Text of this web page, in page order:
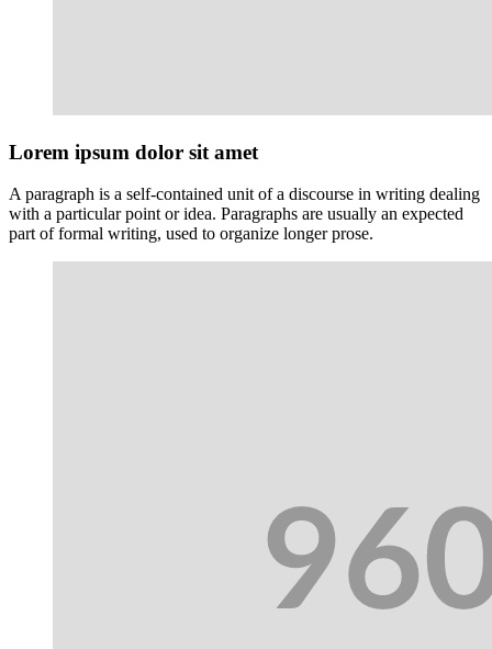
Lorem ipsum dolor sit amet
A paragraph is a self-contained unit of a discourse in writing dealing
with a particular point or idea. Paragraphs are usually an expected
part of formal writing, used to organize longer prose.